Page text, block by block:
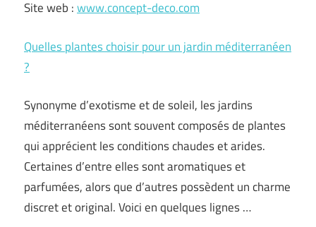
Site web :www.concept-deco.com
Quelles plantes choisir pour un jardin méditerranéen
?
Synonyme d’exotisme et de soleil, les jardins
méditerranéens sont souvent composés de plantes
qui apprécient les conditions chaudes et arides.
Certaines d’entre elles sont aromatiques et
parfumées, alors que d’autres possèdent un charme
discret et original. Voici en quelques lignes …